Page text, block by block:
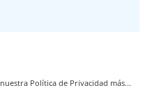
Política de Privacidad más...